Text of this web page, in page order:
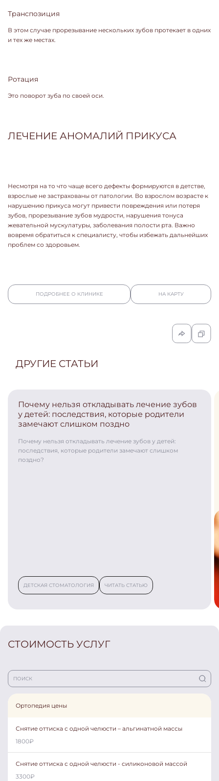
Транспозиция
В этом случае прорезывание нескольких зубов протекает в одних
и тех же местах.
Ротация
Это поворот зуба по своей оси.
ЛЕЧЕНИЕ АНОМАЛИЙ ПРИКУСА
Несмотря на то что чаще всего дефекты формируются в детстве,
взрослые не застрахованы от патологии. Во взрослом возрасте к
нарушению прикуса могут привести повреждения или потеря
зубов, прорезывание зубов мудрости, нарушения тонуса
жевательной мускулатуры, заболевания полости рта. Важно
вовремя обратиться к специалисту, чтобы избежать дальнейших
проблем со здоровьем.
ПОДРОБНЕЕ О КЛИНИКЕ НА КАРТУ
ДРУГИЕ СТАТЬИ
Почему нельзя откладывать лечение зубов
у детей: последствия, которые родители
замечают слишком поздно
Почему нельзя откладывать лечение зубов у детей:
последствия, которые родители замечают слишком
поздно?
ДЕТСКАЯ СТОМАТОЛОГИЯ ЧИТАТЬ СТАТЬЮ
СТОИМОСТЬ УСЛУГ
Ортопедия цены
Снятие оттиска с одной челюсти – альгинатной массы
1800₽
Снятие оттиска с одной челюсти - силиконовой массой
3300₽